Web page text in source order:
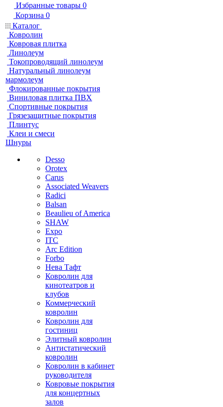
Избранные товары 0
Корзина 0
Каталог
Ковролин
Ковровая плитка
Линолеум
Токопроводящий линолеум
Натуральный линолеум
мармолеум
Флокированные покрытия
Виниловая плитка ПВХ
Спортивные покрытия
Грязезащитные покрытия
Плинтус
Клеи и смеси
Шнуры
Desso
Orotex
Carus
Associated Weavers
Radici
Balsan
Beaulieu of America
SHAW
Expo
ITC
Arc Edition
Forbo
Нева Тафт
Ковролин для
кинотеатров и
клубов
Коммерческий
ковролин
Ковролин для
гостиниц
Элитный ковролин
Антистатический
ковролин
Ковролин в кабинет
руководителя
Ковровые покрытия
для концертных
залов